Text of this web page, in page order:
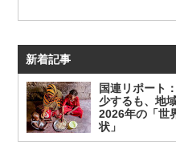
新着記事
国連リポート
少するも、地
2026年の「世
状」